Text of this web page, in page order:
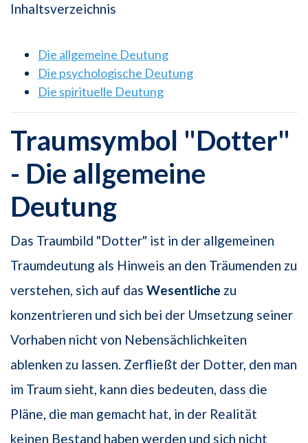
Inhaltsverzeichnis
Die allgemeine Deutung
Die psychologische Deutung
Die spirituelle Deutung
Traumsymbol "Dotter"
- Die allgemeine
Deutung
Das Traumbild "Dotter" ist in der allgemeinen
Traumdeutung als Hinweis an den Träumenden zu
verstehen, sich auf das Wesentliche zu
konzentrieren und sich bei der Umsetzung seiner
Vorhaben nicht von Nebensächlichkeiten
ablenken zu lassen. Zerfließt der Dotter, den man
im Traum sieht, kann dies bedeuten, dass die
Pläne, die man gemacht hat, in der Realität
keinen Bestand haben werden und sich nicht